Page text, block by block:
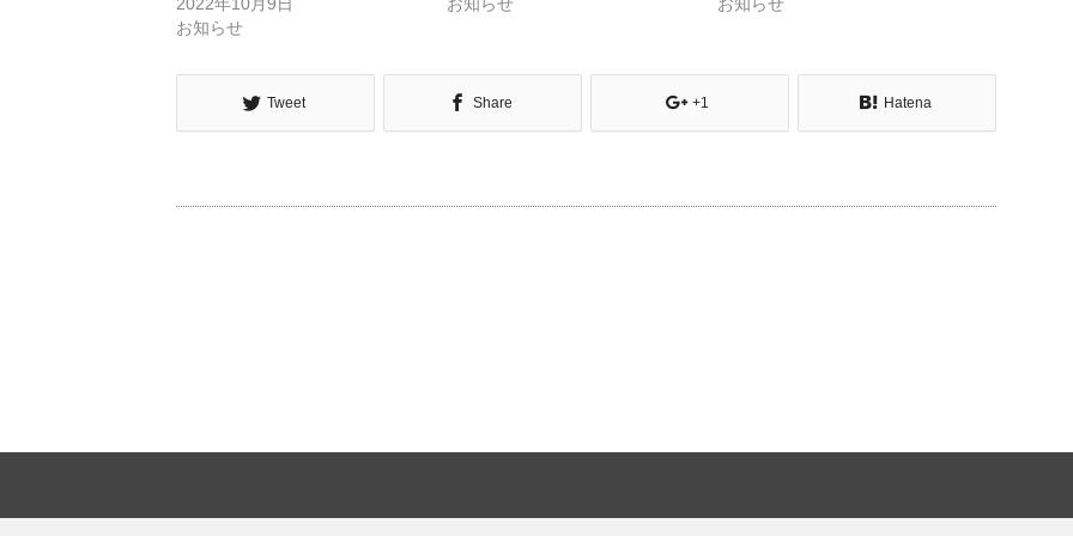
お知らせ
Tweet Share +1 Hatena